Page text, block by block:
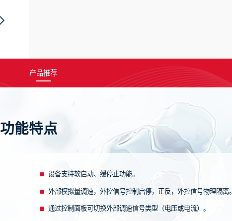
产品推荐
功能特点
设备支持软启动、缓停止功能。
外部模拟量调速，外控信号控制启停，正反，外控信号物理隔离。
通过控制面板可切换外部调速信号类型（电压或电流）。